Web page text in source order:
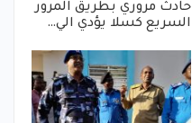
حادث مروري بطريق المرور
السريع كسلا يؤدي الي…